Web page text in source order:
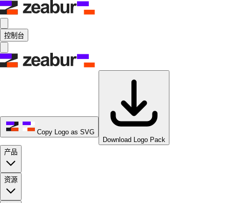
控制台
Copy Logo as SVG
Download Logo Pack
产品
资源